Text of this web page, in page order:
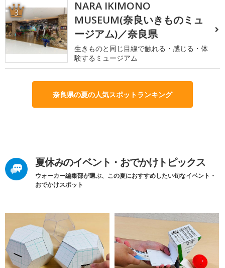
3
NARA IKIMONO
MUSEUM(奈良いきものミュ
ージアム)／奈良県
生きものと同じ目線で触れる・感じる・体
験するミュージアム
奈良県の夏の人気スポットランキング
夏休みのイベント・おでかけトピックス
ウォーカー編集部が選ぶ、この夏におすすめしたい旬なイベント・
おでかけスポット